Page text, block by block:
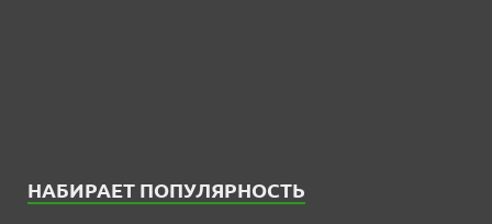
НАБИРАЕТ ПОПУЛЯРНОСТЬ